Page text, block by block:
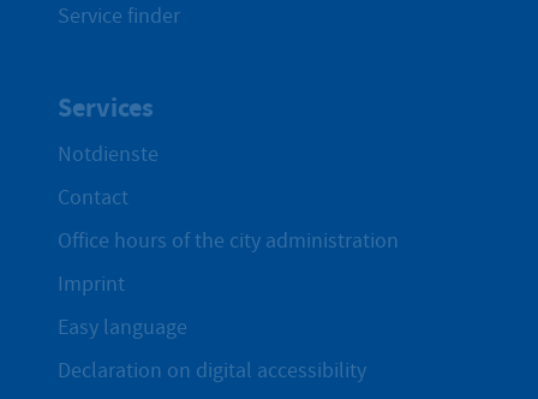
Service finder
Services
Notdienste
Contact
Office hours of the city administration
Imprint
Easy language
Declaration on digital accessibility